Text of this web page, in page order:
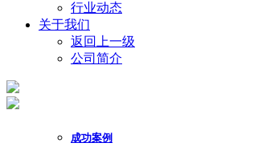
行业动态
关于我们
返回上一级
公司简介
成功案例